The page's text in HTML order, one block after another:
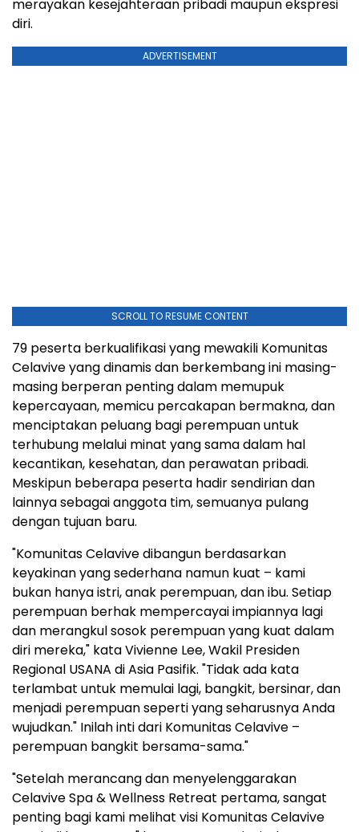
merayakan kesejahteraan pribadi maupun ekspresi
diri.
ADVERTISEMENT
SCROLL TO RESUME CONTENT
79 peserta berkualifikasi yang mewakili Komunitas
Celavive yang dinamis dan berkembang ini masing-
masing berperan penting dalam memupuk
kepercayaan, memicu percakapan bermakna, dan
menciptakan peluang bagi perempuan untuk
terhubung melalui minat yang sama dalam hal
kecantikan, kesehatan, dan perawatan pribadi.
Meskipun beberapa peserta hadir sendirian dan
lainnya sebagai anggota tim, semuanya pulang
dengan tujuan baru.
"Komunitas Celavive dibangun berdasarkan
keyakinan yang sederhana namun kuat – kami
bukan hanya istri, anak perempuan, dan ibu. Setiap
perempuan berhak mempercayai impiannya lagi
dan merangkul sosok perempuan yang kuat dalam
diri mereka," kata Vivienne Lee, Wakil Presiden
Regional USANA di Asia Pasifik. "Tidak ada kata
terlambat untuk memulai lagi, bangkit, bersinar, dan
menjadi perempuan seperti yang seharusnya Anda
wujudkan." Inilah inti dari Komunitas Celavive –
perempuan bangkit bersama-sama."
"Setelah merancang dan menyelenggarakan
Celavive Spa & Wellness Retreat pertama, sangat
penting bagi kami melihat visi Komunitas Celavive